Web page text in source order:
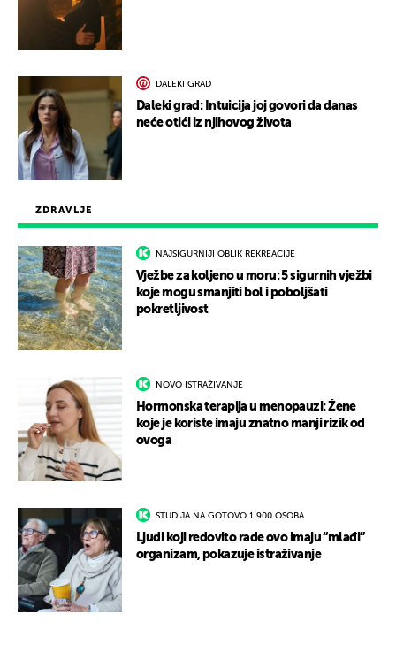
ZDRAVLJE
NAJSIGURNIJI OBLIK REKREACIJE
Vježbe za koljeno u moru: 5 sigurnih vježbi
koje mogu smanjiti bol i poboljšati
pokretljivost
NOVO ISTRAŽIVANJE
Hormonska terapija u menopauzi: Žene
koje je koriste imaju znatno manji rizik od
ovoga
STUDIJA NA GOTOVO 1.900 OSOBA
Ljudi koji redovito rade ovo imaju “mlađi”
organizam, pokazuje istraživanje
DALEKI GRAD
Daleki grad: Intuicija joj govori da danas
neće otići iz njihovog života